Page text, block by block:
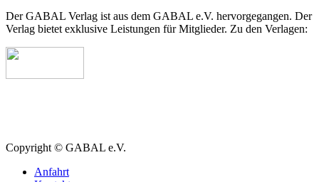
Der GABAL Verlag ist aus dem GABAL e.V. hervorgegangen. Der
Verlag bietet exklusive Leistungen für Mitglieder. Zu den Verlagen:
Copyright © GABAL e.V.
Anfahrt